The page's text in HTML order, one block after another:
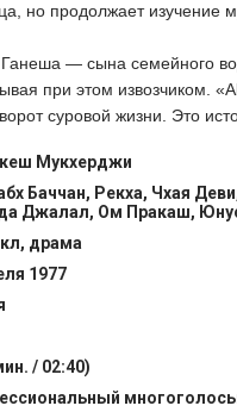
но продолжает
— сына семейного
при этом извозчиком.
суровой жизни. Это
Мукхерджи
Баччан, Рекха, Чхая
Джалал, Ом Пракаш,
драма
1977
/ 02:40)